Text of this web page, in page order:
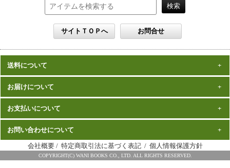
雑誌
送料について
数量、価格に関わらず
※沖縄の送料は1,500円となります。
※商品により諸事情で金額が変更する場合もございます。
※同梱不可の商品もございますのでご注意ください。
詳細はこちら
お届けについて
在庫がある商品につきましては、
お届けとなります。
予約商品は、特典完成後の発送となりますので、
発売（予定）日
から１～２ヶ月程度でのお届けとなります
※お届けは日本国内に限らせていただきます。
お支払いについて
クレジットカード・代金引換がご利用になれます。
お問い合わせについて
ワニブックス スペシャルエディション事務局
会社概要/ 特定商取引法に基づく表記 / 個人情報保護方針
COPYRIGHT(C) WANI BOOKS CO., LTD. ALL RIGHTS RESERVED.